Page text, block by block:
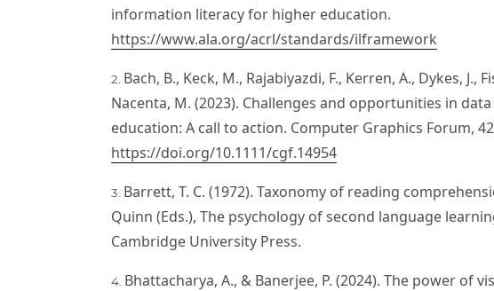
information literacy for higher education.
https://www.ala.org/acrl/standards/ilframework
Bach, B., Keck, M., Rajabiyazdi, F., Kerren, A., Dykes, J.,
Nacenta, M. (2023). Challenges and opportunities in
education: A call to action. Computer Graphics Forum,
https://doi.org/10.1111/cgf.14954
Barrett, T. C. (1972). Taxonomy of reading
Quinn (Eds.), The psychology of second language
Cambridge University Press.
Bhattacharya, A., & Banerjee, P. (2024). The power of